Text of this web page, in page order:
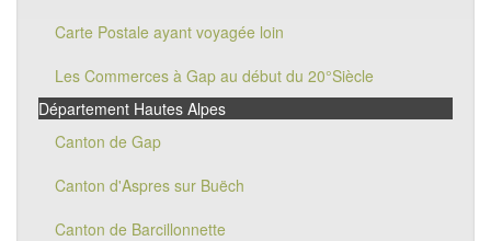
Carte Postale ayant voyagée loin
Les Commerces à Gap au début du 20°Siècle
Département Hautes Alpes
Canton de Gap
Canton d'Aspres sur Buëch
Canton de Barcillonnette